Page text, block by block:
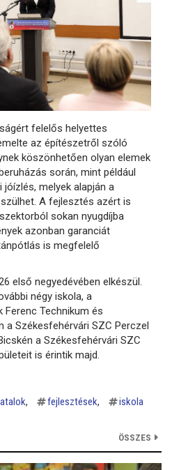
felelős helyettes
az építészetről szóló
köszönhetően olyan elemek
során, mint például
jóízlés, melyek alapján a
A fejlesztés azért is
sokan nyugdíjba
azonban garanciát
is megfelelő
első negyedévében elkészül.
négy iskola, a
Ferenc Technikum és
a Székesfehérvári SZC Perczel
a Székesfehérvári SZC
is érintik majd.
fejlesztések iskola
ÖSSZES